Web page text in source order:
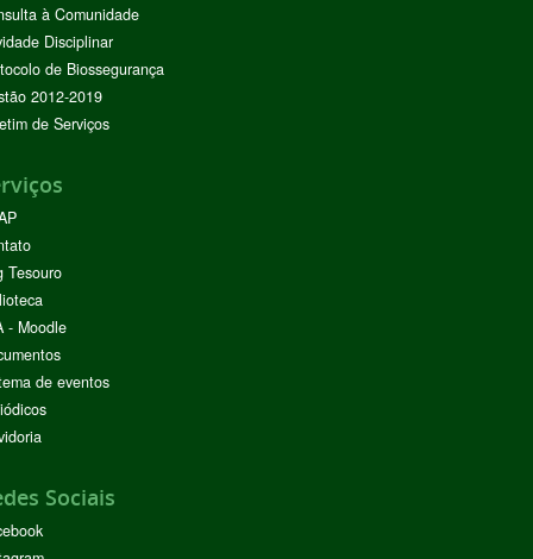
à Comunidade
Disciplinar
de Biossegurança
2012-2019
de Serviços
Tesouro
- Moodle
de eventos
Sociais